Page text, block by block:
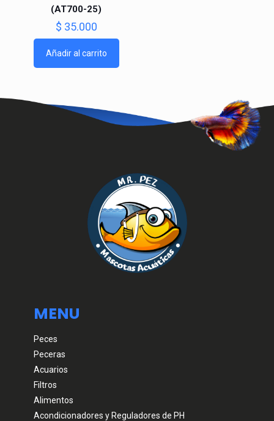
(AT700-25)
$ 35.000
Añadir al carrito
MENU
Peces
Peceras
Acuarios
Filtros
Alimentos
Acondicionadores y Reguladores de PH